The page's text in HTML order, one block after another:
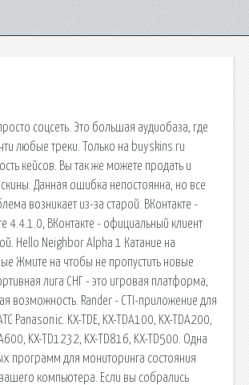
соцсеть. Это большая аудиобаза, где
любые треки. Только на buyskins.ru
кейсов. Вы так же можете продать и
Данная ошибка непостоянна, но все
возникает из-за старой. ВКонтакте -
4.4.1.0, ВКонтакте - официальный клиент
Hello Neighbor Alpha 1 Катание на
Жмите на чтобы не пропустить новые
лига СНГ - это игровая платформа,
возможность. Rander - CTI-приложение для
Panasonic. KX-TDE, KX-TDA100, KX-TDA200,
KX-TD1232, KX-TD816, KX-TD500. Одна
программ для мониторинга состояния
компьютера. Если вы собрались